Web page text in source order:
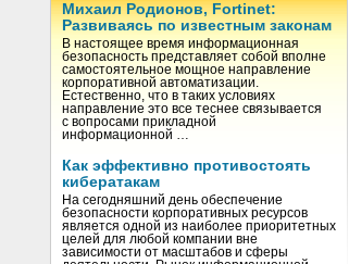
Михаил Родионов, Fortinet:
Развиваясь по известным законам
В настоящее время информационная
безопасность представляет собой вполне
самостоятельное мощное направление
корпоративной автоматизации.
Естественно, что в таких условиях
направление это все теснее связывается
с вопросами прикладной
информационной …
Как эффективно противостоять
кибератакам
На сегодняшний день обеспечение
безопасности корпоративных ресурсов
является одной из наиболее приоритетных
целей для любой компании вне
зависимости от масштабов и сферы